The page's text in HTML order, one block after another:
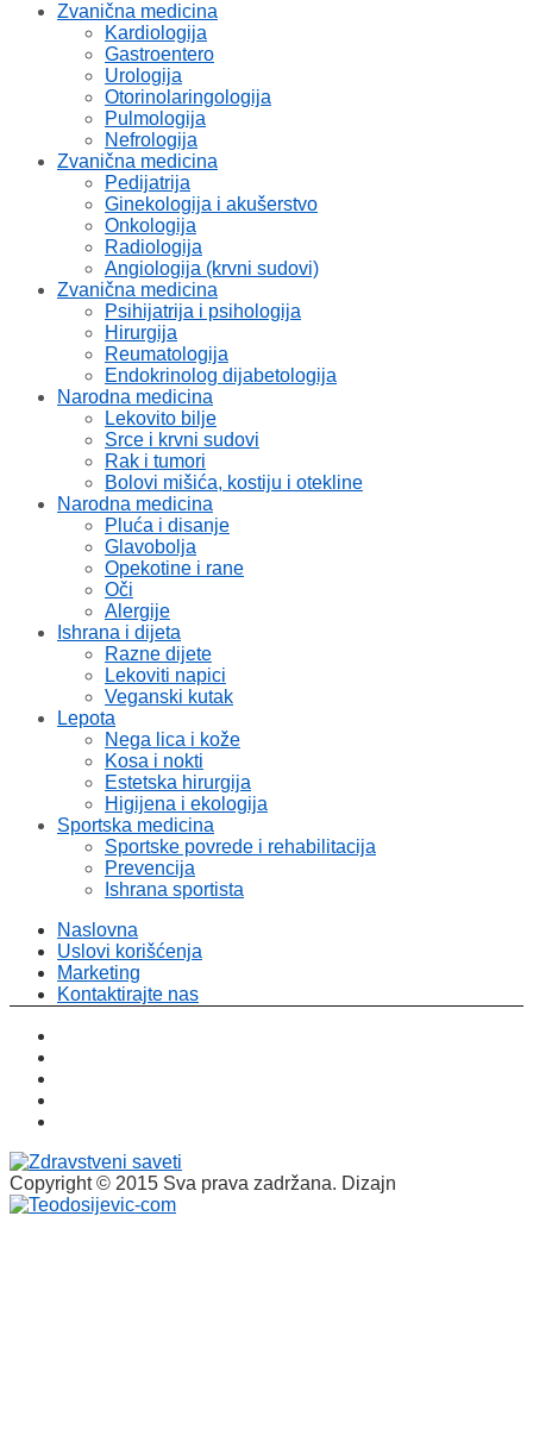
Zvanična medicina
Kardiologija
Gastroentero
Urologija
Otorinolaringologija
Pulmologija
Nefrologija
Zvanična medicina
Pedijatrija
Ginekologija i akušerstvo
Onkologija
Radiologija
Angiologija (krvni sudovi)
Zvanična medicina
Psihijatrija i psihologija
Hirurgija
Reumatologija
Endokrinolog dijabetologija
Narodna medicina
Lekovito bilje
Srce i krvni sudovi
Rak i tumori
Bolovi mišića, kostiju i otekline
Narodna medicina
Pluća i disanje
Glavobolja
Opekotine i rane
Oči
Alergije
Ishrana i dijeta
Razne dijete
Lekoviti napici
Veganski kutak
Lepota
Nega lica i kože
Kosa i nokti
Estetska hirurgija
Higijena i ekologija
Sportska medicina
Sportske povrede i rehabilitacija
Prevencija
Ishrana sportista
Naslovna
Uslovi korišćenja
Marketing
Kontaktirajte nas
Copyright © 2015 Sva prava zadržana. Dizajn